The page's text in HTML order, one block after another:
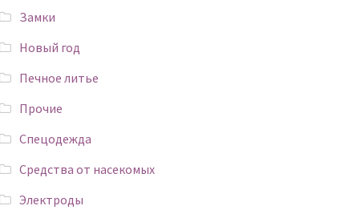
Замки
Новый год
Печное литье
Прочие
Спецодежда
Средства от насекомых
Электроды